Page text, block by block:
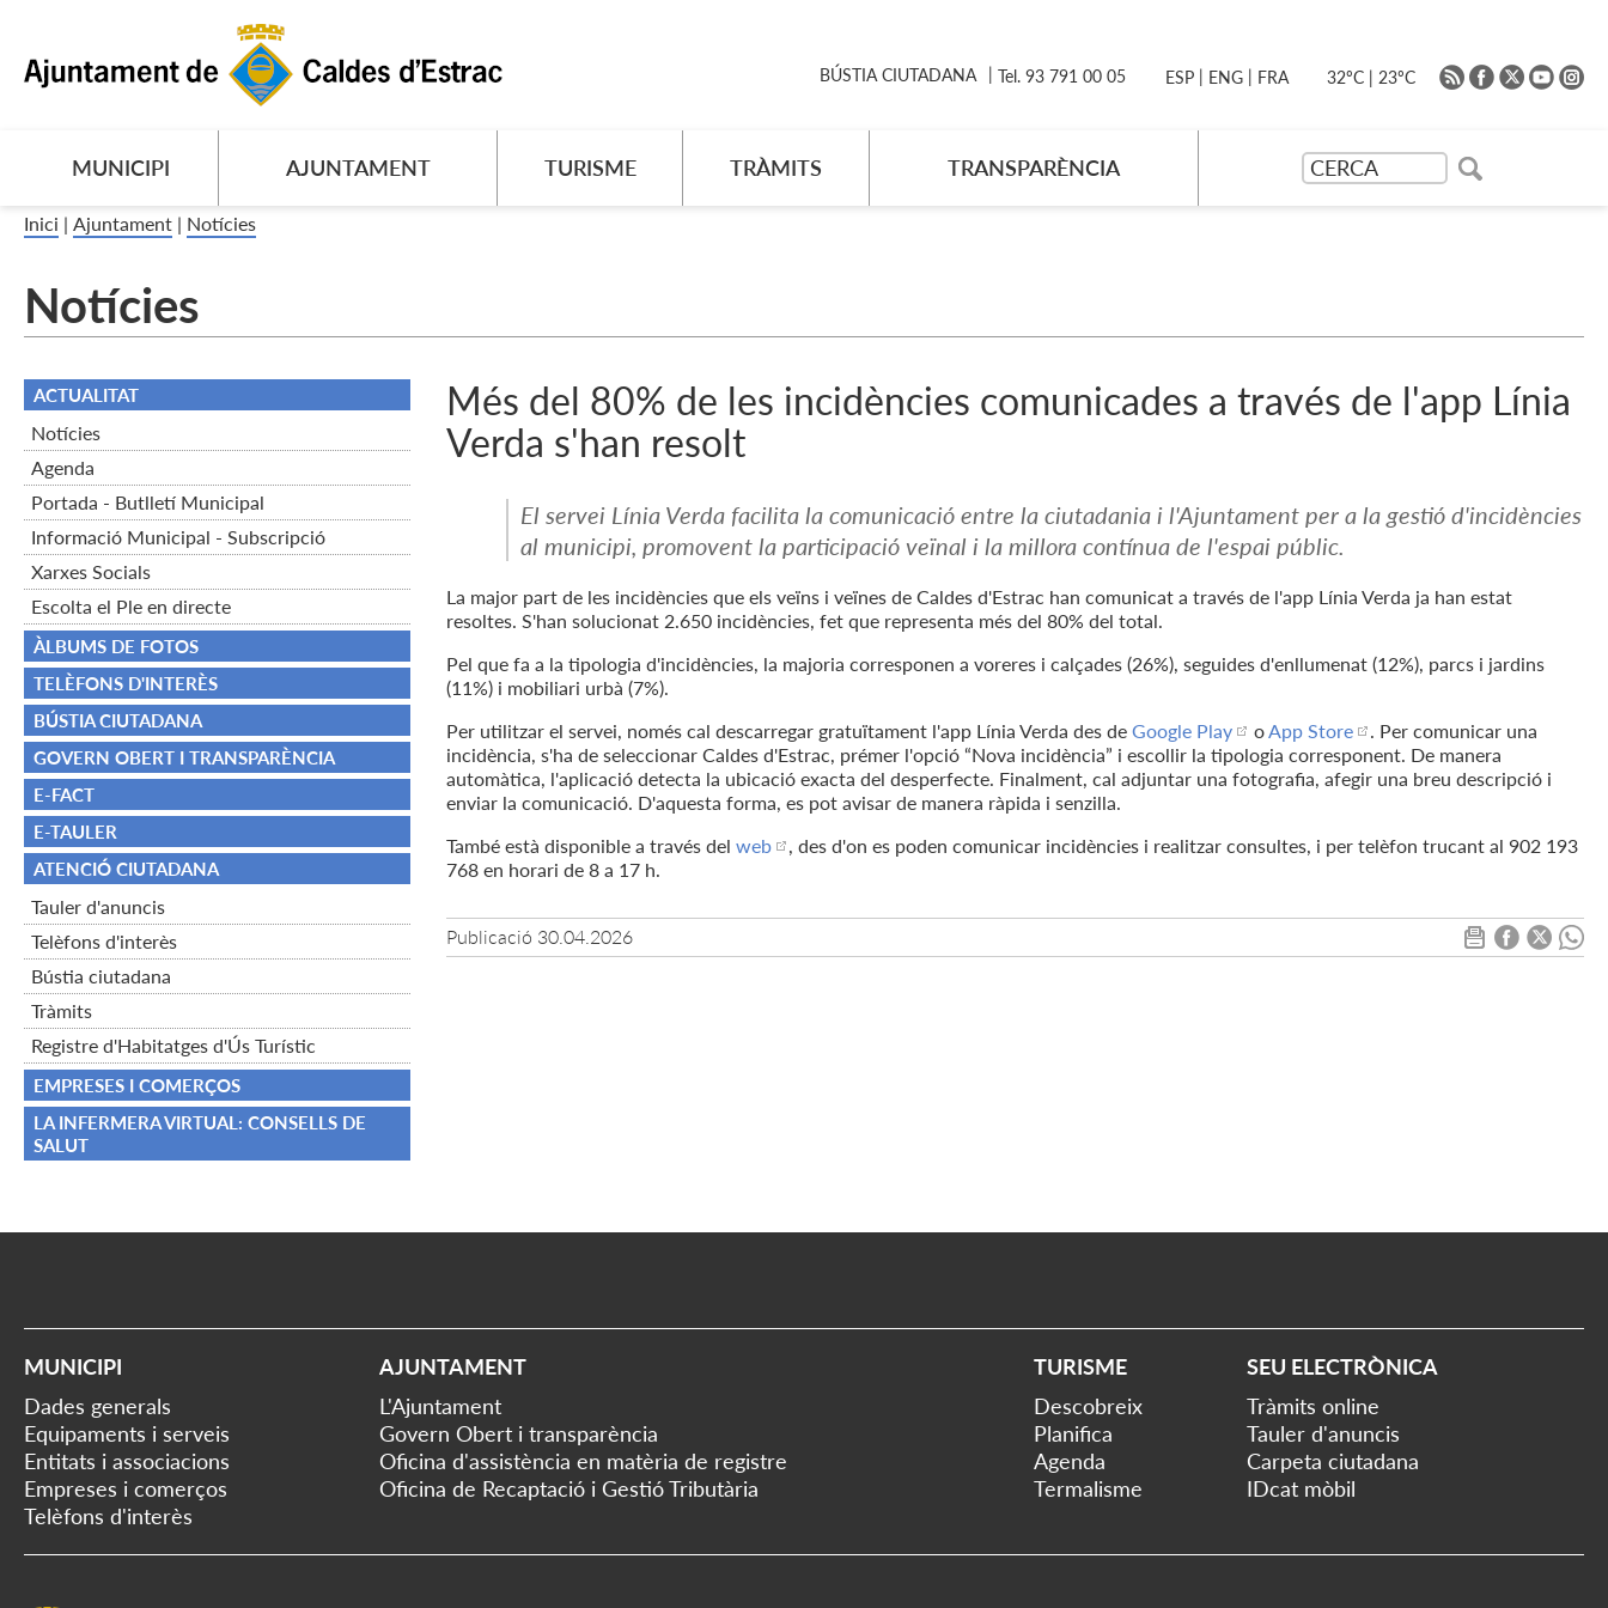
MUNICIPI AJUNTAMENT TURISME TRÀMITS TRANSPARÈNCIA
BÚSTIA CIUTADANA Tel. 93 791 00 05 ESP | ENG | FRA 32ºC | 23ºC
Inici | Ajuntament | Notícies
Notícies
ACTUALITAT
Notícies
Agenda
Portada - Butlletí Municipal
Informació Municipal - Subscripció
Xarxes Socials
Escolta el Ple en directe
ÀLBUMS DE FOTOS
TELÈFONS D'INTERÈS
BÚSTIA CIUTADANA
GOVERN OBERT I TRANSPARÈNCIA
E-FACT
E-TAULER
ATENCIÓ CIUTADANA
Tauler d'anuncis
Telèfons d'interès
Bústia ciutadana
Tràmits
Registre d'Habitatges d'Ús Turístic
EMPRESES I COMERÇOS
LA INFERMERA VIRTUAL: CONSELLS DE
SALUT
Més del 80% de les incidències comunicades a través de l'app Línia
Verda s'han resolt
El servei Línia Verda facilita la comunicació entre la ciutadania i l'Ajuntament per a la gestió d'incidències
al municipi, promovent la participació veïnal i la millora contínua de l'espai públic.
La major part de les incidències que els veïns i veïnes de Caldes d'Estrac han comunicat a través de l'app Línia Verda ja han estat
resoltes. S'han solucionat 2.650 incidències, fet que representa més del 80% del total.
Pel que fa a la tipologia d'incidències, la majoria corresponen a voreres i calçades (26%), seguides d'enllumenat (12%), parcs i jardins
(11%) i mobiliari urbà (7%).
Per utilitzar el servei, només cal descarregar gratuïtament l'app Línia Verda des de Google Play oApp Store
. Per comunicar una
incidència, s'ha de seleccionar Caldes d'Estrac, prémer l'opció “Nova incidència” i escollir la tipologia corresponent. De manera
automàtica, l'aplicació detecta la ubicació exacta del desperfecte. Finalment, cal adjuntar una fotografia, afegir una breu descripció i
enviar la comunicació. D'aquesta forma, es pot avisar de manera ràpida i senzilla.
També està disponible a través del web
, des d'on es poden comunicar incidències i realitzar consultes, i per telèfon trucant al 902 193
768 en horari de 8 a 17 h.
Publicació 30.04.2026
MUNICIPI
Dades generals
Equipaments i serveis
Entitats i associacions
Empreses i comerços
Telèfons d'interès
AJUNTAMENT
L'Ajuntament
Govern Obert i transparència
Oficina d'assistència en matèria de registre
Oficina de Recaptació i Gestió Tributària
TURISME
Descobreix
Planifica
Agenda
Termalisme
SEU ELECTRÒNICA
Tràmits online
Tauler d'anuncis
Carpeta ciutadana
IDcat mòbil